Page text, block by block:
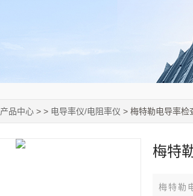
产品中心 > > 电导率仪/电阻率仪 > 梅特勒电导率检
梅特
梅特勒